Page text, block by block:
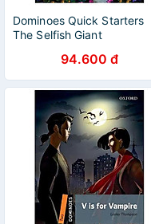
Dominoes Quick Starters
The Selfish Giant
94.600 đ